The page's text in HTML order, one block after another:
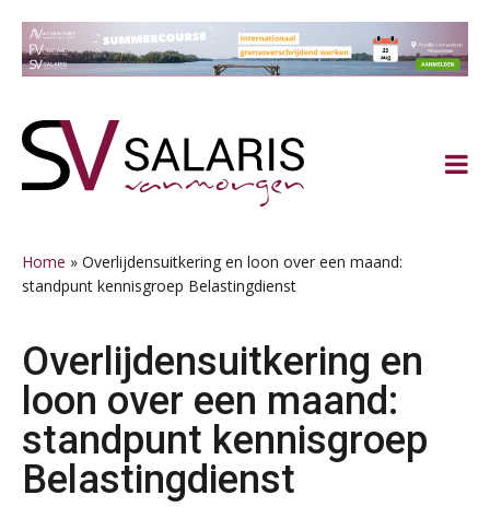
naar
hoofdnavigatie
naar
hoofd
naar
eerste
naar
voettekst
Home » Overlijdensuitkering en loon over een maand:
standpunt kennisgroep Belastingdienst
Overlijdensuitkering en
loon over een maand:
standpunt kennisgroep
Belastingdienst